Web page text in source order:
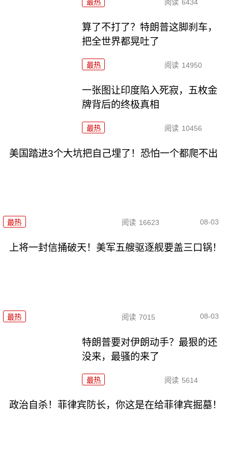
最热 阅读 6434
算了不打了？特朗普这脚刹车，
把全世界都晃吐了
最热 阅读 14950
一张图让印度陷入死寂，五枚金
牌背后的终极真相
最热 阅读 10456
美国踏进3个大坑把自己埋了！恐怕一个都爬不出
最热 阅读 16623 08-03
上将一封信捅破天！美军五艘驱逐舰要盖三口锅！
最热 阅读 7015 08-03
特朗普要对伊朗动手？最狠的还
没来，最骚的来了
最热 阅读 5614
政治自杀！菲律宾防长，你这是在给菲律宾掘墓！